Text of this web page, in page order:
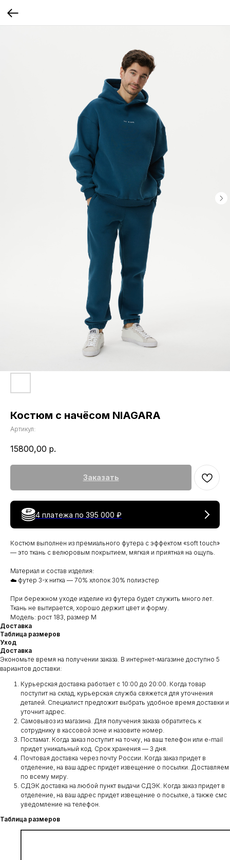
Костюм с начёсом NIAGARA
Артикул:
15800,00 р.
Заказать
4 платежа по 395 000 ₽
Костюм выполнен из премиального футера с эффектом «soft touch»
— это ткань с велюровым покрытием, мягкая и приятная на ощупь.
Материал и состав изделия:
☁️ футер 3-х нитка — 70% хлопок 30% полиэстер
При бережном уходе изделие из футера будет служить много лет.
Ткань не вытирается, хорошо держит цвет и форму.
Модель: рост 183, размер M
Доставка
Таблица размеров
Уход
Доставка
Экономьте время на получении заказа. В интернет-магазине доступно 5
вариантов доставки:
Курьерская доставка работает с 10:00 до 20:00. Когда товар
поступит на склад, курьерская служба свяжется для уточнения
деталей. Специалист предложит выбрать удобное время доставки и
уточнит адрес.
Самовывоз из магазина. Для получения заказа обратитесь к
сотруднику в кассовой зоне и назовите номер.
Постамат. Когда заказ поступит на точку, на ваш телефон или e-mail
придет уникальный код. Срок хранения — 3 дня.
Почтовая доставка через почту России. Когда заказ придет в
отделение, на ваш адрес придет извещение о посылки. Доставляем
по всему миру.
СДЭК доставка на любой пункт выдачи СДЭК. Когда заказ придет в
отделение, на ваш адрес придет извещение о посылке, а также смс
уведомление на телефон.
Таблица размеров